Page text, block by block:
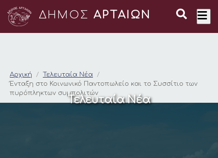
ΔΗΜΟΣ ΑΡΤΑΙΩΝ
Ένταξη στο
Αρχική
Τελευταία Νέα
Ένταξη στο Κοινωνικό Παντοπωλείο και το Συσσίτιο των
πυρόπληκτων συμπολιτών
Τελευταία Νέα